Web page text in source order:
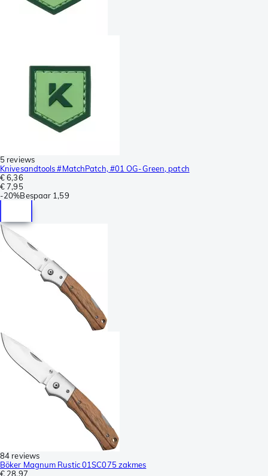
5 reviews
Knivesandtools #MatchPatch, #01 OG-Green, patch
€ 6,36
€ 7,95
-20%Bespaar 1,59
84 reviews
Böker Magnum Rustic 01SC075 zakmes
€ 28,97